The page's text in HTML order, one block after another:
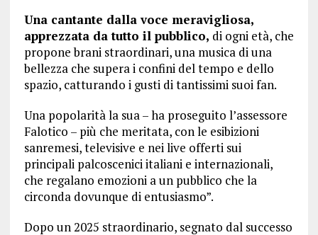
Una cantante dalla voce meravigliosa,
apprezzata da tutto il pubblico, di ogni età, che
propone brani straordinari, una musica di una
bellezza che supera i confini del tempo e dello
spazio, catturando i gusti di tantissimi suoi fan.
Una popolarità la sua – ha proseguito l’assessore
Falotico – più che meritata, con le esibizioni
sanremesi, televisive e nei live offerti sui
principali palcoscenici italiani e internazionali,
che regalano emozioni a un pubblico che la
circonda dovunque di entusiasmo”.
Dopo un 2025 straordinario, segnato dal successo